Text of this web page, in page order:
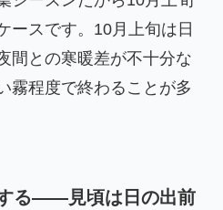
ースです。10月上旬は日
間との寒暖差が不十分な
霧程度で終わることが多
る——見頃は日の出前